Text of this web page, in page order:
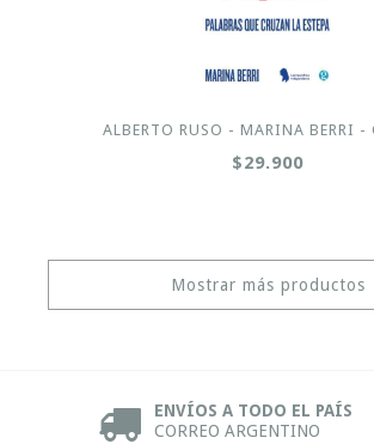
ALBERTO RUSO - MARINA BERRI -
$29.900
Mostrar más productos
ENVÍOS A TODO EL PAÍS
CORREO ARGENTINO